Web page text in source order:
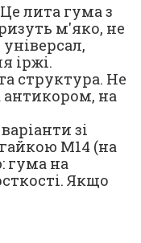
Це лита гума з
м'яко, не
іржі.
структура. Не
антикором, на
зі
М14 (на
гума на
Якщо